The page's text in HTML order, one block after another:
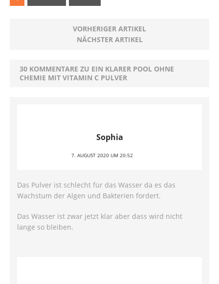
VORHERIGER ARTIKEL
NÄCHSTER ARTIKEL
30 KOMMENTARE ZU EIN KLARER POOL OHNE
CHEMIE MIT VITAMIN C PULVER
Sophia
7. AUGUST 2020 UM 20:52
Das Pulver ist schlecht für das Wasser da es das
Wachstum der Algen und Bakterien fordert.
Das Wasser ist zwar jetzt klar aber dass wird nicht
lange so bleiben.